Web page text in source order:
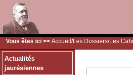
Vous êtes ici >> Accueil /Les Dossiers/Les
Actualités
jaurésiennes